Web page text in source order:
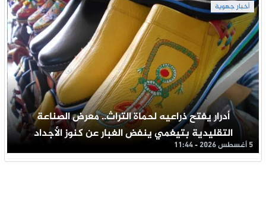
أخبار جهوية
أدرار يفتح ذراعيه لحماة التراث.. معرض الصناعة
التقليدية بتيغمي ينفض الغبار عن كنوز الأجداد
5 أغسطس 2026 - 11:44